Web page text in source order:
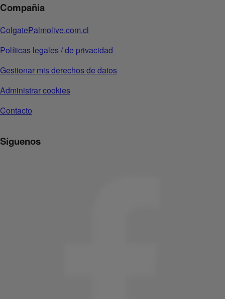
Compañia
ColgatePalmolive.com.cl
Políticas legales / de privacidad
Gestionar mis derechos de datos
Administrar cookies
Contacto
Síguenos